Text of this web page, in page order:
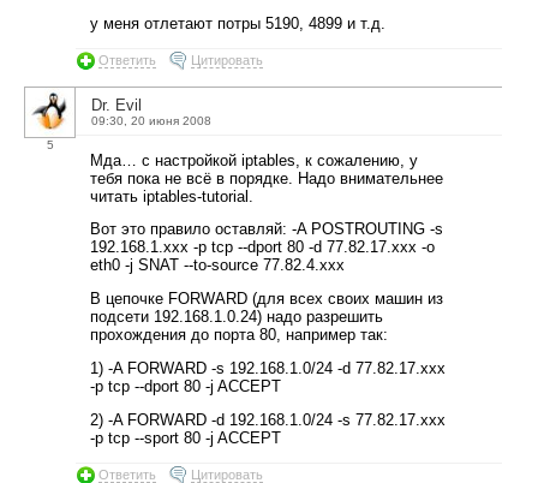
у меня отлетают потры 5190, 4899 и т.д.
Ответить Цитировать
5
Dr. Evil
09:30, 20 июня 2008
Мда… с настройкой iptables, к сожалению, у
тебя пока не всё в порядке. Надо внимательнее
читать iptables-tutorial.
Вот это правило оставляй: -A POSTROUTING -s
192.168.1.ххх -p tcp --dport 80 -d 77.82.17.xxx -o
eth0 -j SNAT --to-source 77.82.4.xxx
В цепочке FORWARD (для всех своих машин из
подсети 192.168.1.0.24) надо разрешить
прохождения до порта 80, например так:
1) -A FORWARD -s 192.168.1.0/24 -d 77.82.17.xxx
-p tcp --dport 80 -j ACCEPT
2) -A FORWARD -d 192.168.1.0/24 -s 77.82.17.xxx
-p tcp --sport 80 -j ACCEPT
Ответить Цитировать